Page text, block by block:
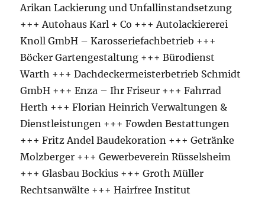
Arikan Lackierung und Unfallinstandsetzung
+++ Autohaus Karl + Co +++ Autolackiererei
Knoll GmbH – Karosseriefachbetrieb +++
Böcker Gartengestaltung +++ Bürodienst
Warth +++ Dachdeckermeisterbetrieb Schmidt
GmbH +++ Enza – Ihr Friseur +++ Fahrrad
Herth +++ Florian Heinrich Verwaltungen &
Dienstleistungen +++ Fowden Bestattungen
+++ Fritz Andel Baudekoration +++ Getränke
Molzberger +++ Gewerbeverein Rüsselsheim
+++ Glasbau Bockius +++ Groth Müller
Rechtsanwälte +++ Hairfree Institut